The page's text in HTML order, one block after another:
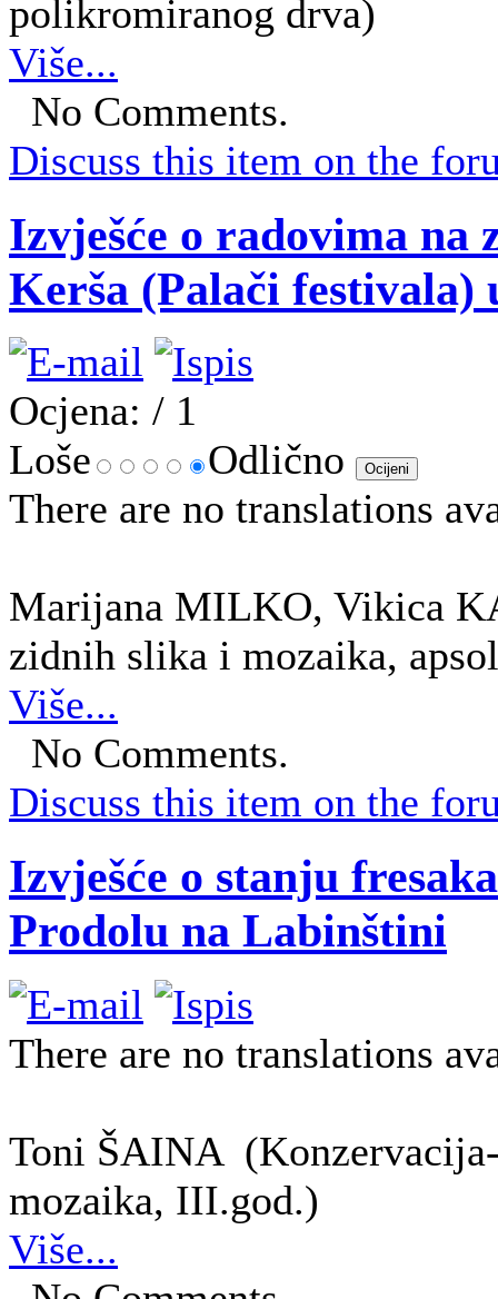
polikromiranog drva)
Više...
No Comments.
Discuss this item on the
Izvješće o radovima na
Kerša (Palači festivala)
Ocjena: / 1
Loše
Odlično
There are no translations
Marijana MILKO, Vikica
zidnih slika i mozaika,
Više...
No Comments.
Discuss this item on the
Izvješće o stanju
Prodolu na Labinštini
There are no translations
Toni ŠAINA
mozaika, III.god.)
Više...